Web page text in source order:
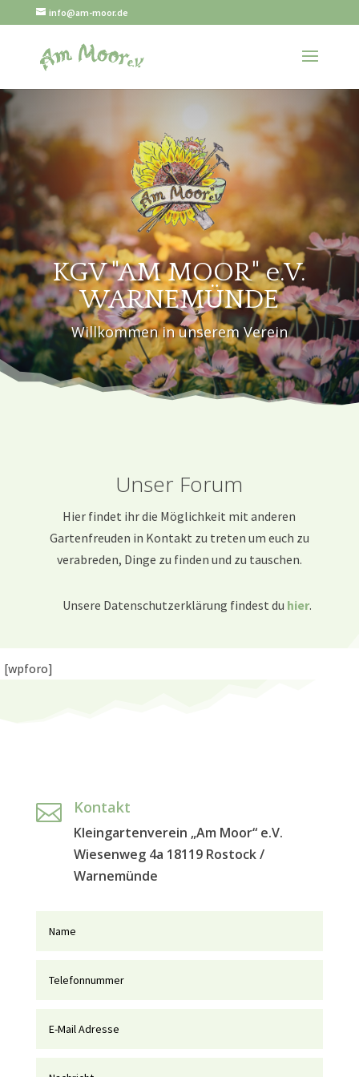
info@am-moor.de
KGV "AM MOOR" e.V.
WARNEMÜNDE
Willkommen in unserem Verein
Unser Forum
Hier findet ihr die Möglichkeit mit anderen
Gartenfreuden in Kontakt zu treten um euch zu
verabreden, Dinge zu finden und zu tauschen.
Unsere Datenschutzerklärung findest du hier.
[wpforo]
 Kontakt
Kleingartenverein „Am Moor“ e.V.
Wiesenweg 4a 18119 Rostock /
Warnemünde